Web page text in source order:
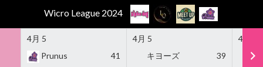
Wicro League 2024
4月 5
Prunus
41
4月 5
キヨーズ
39
4月 5